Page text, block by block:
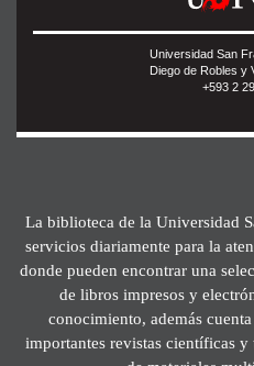
Universidad San
Diego de Robles y
+593 2
La biblioteca de la Universidad
servicios diariamente para la
donde pueden encontrar una
de libros impresos y
conocimiento, además
importantes revistas científicas